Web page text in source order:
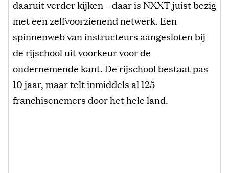
daaruit verder kijken – daar is NXXT juist bezig
met een zelfvoorzienend netwerk. Een
spinnenweb van instructeurs aangesloten bij
de rijschool uit voorkeur voor de
ondernemende kant. De rijschool bestaat pas
10 jaar, maar telt inmiddels al 125
franchisenemers door het hele land.